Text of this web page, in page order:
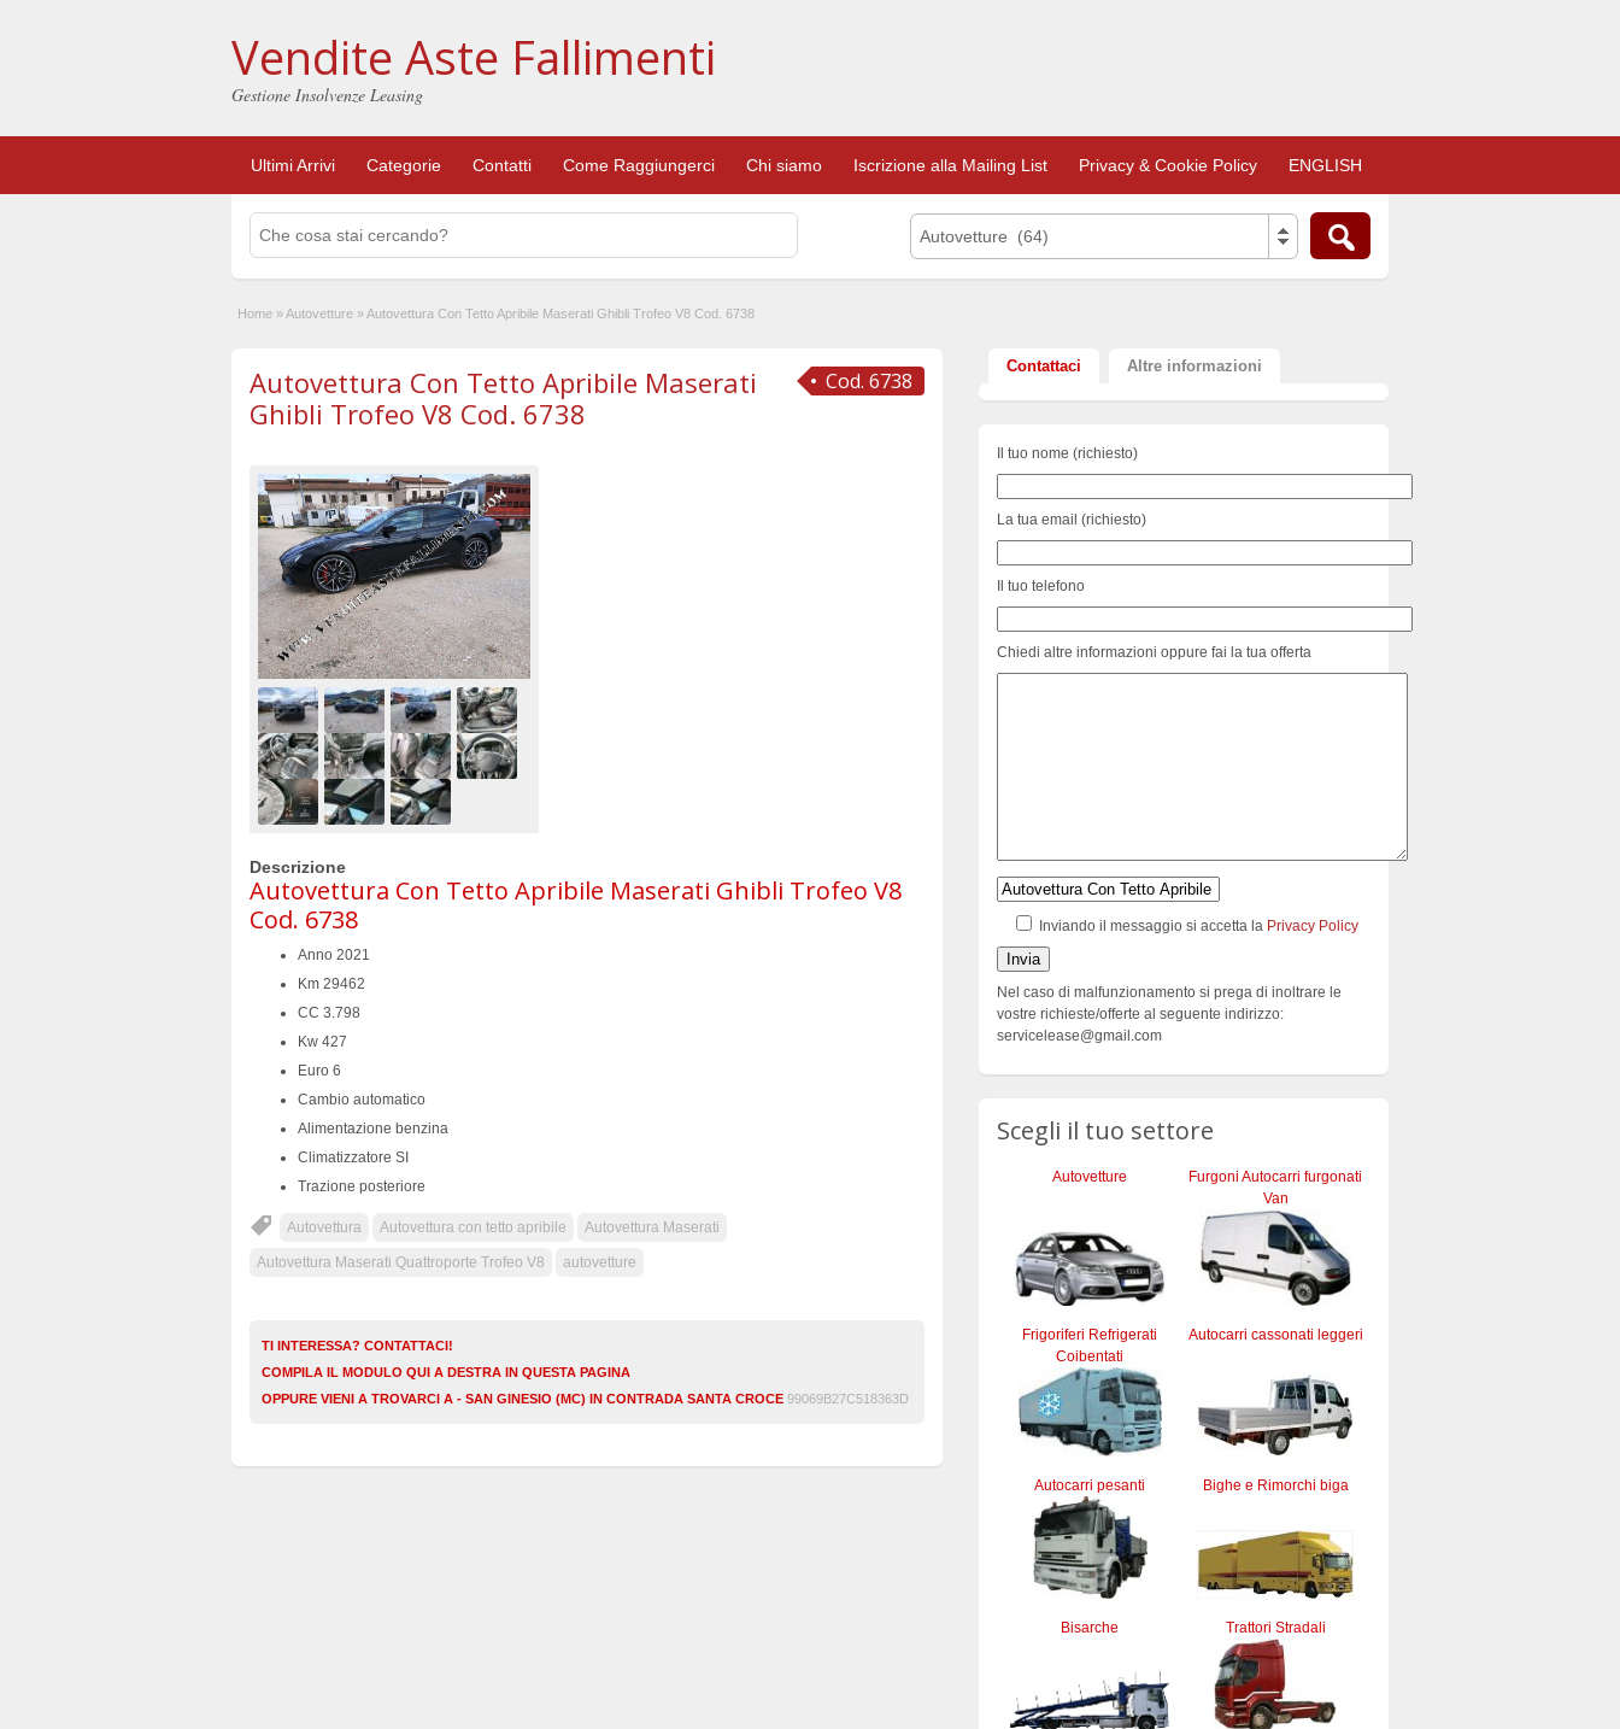
Vendite Aste Fallimenti
Gestione Insolvenze Leasing
Ultimi Arrivi Categorie Contatti Come Raggiungerci Chi siamo Iscrizione alla Mailing List Privacy & Cookie Policy ENGLISH
Autovetture (64)
Home »Autovetture »Autovettura Con Tetto Apribile Maserati Ghibli Trofeo V8 Cod. 6738
Cod. 6738
Autovettura Con Tetto Apribile Maserati
Ghibli Trofeo V8 Cod. 6738
Descrizione
Autovettura Con Tetto Apribile Maserati Ghibli Trofeo V8
Cod. 6738
Anno 2021
Km 29462
CC 3.798
Kw 427
Euro 6
Cambio automatico
Alimentazione benzina
Climatizzatore SI
Trazione posteriore
Autovettura Autovettura con tetto apribile Autovettura Maserati
Autovettura Maserati Quattroporte Trofeo V8 autovetture
TI INTERESSA? CONTATTACI!
COMPILA IL MODULO QUI A DESTRA IN QUESTA PAGINA
OPPURE VIENI A TROVARCI A - SAN GINESIO (MC) IN CONTRADA SANTA CROCE 99069B27C518363D
Contattaci Altre informazioni
Il tuo nome (richiesto)
La tua email (richiesto)
Il tuo telefono
Chiedi altre informazioni oppure fai la tua offerta
Inviando il messaggio si accetta la Privacy Policy
Nel caso di malfunzionamento si prega di inoltrare le
vostre richieste/offerte al seguente indirizzo:
servicelease@gmail.com
Scegli il tuo settore
Autovetture
Furgoni Autocarri furgonati
Van
Frigoriferi Refrigerati
Coibentati
Autocarri cassonati leggeri
Autocarri pesanti Bighe e Rimorchi biga
Bisarche Trattori Stradali